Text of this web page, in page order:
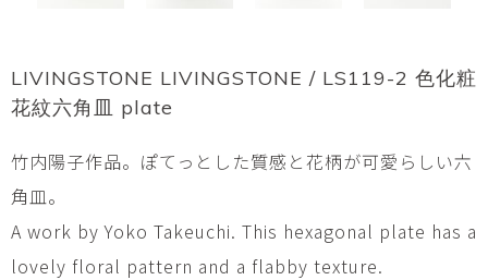
LIVINGSTONE LIVINGSTONE / LS119-2 色化粧
花紋六角皿 plate
竹内陽子作品。ぽてっとした質感と花柄が可愛らしい六
角皿。
A work by Yoko Takeuchi. This hexagonal plate has a
lovely floral pattern and a flabby texture.